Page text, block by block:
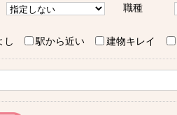
職種
し 駅から近い 建物キレイ